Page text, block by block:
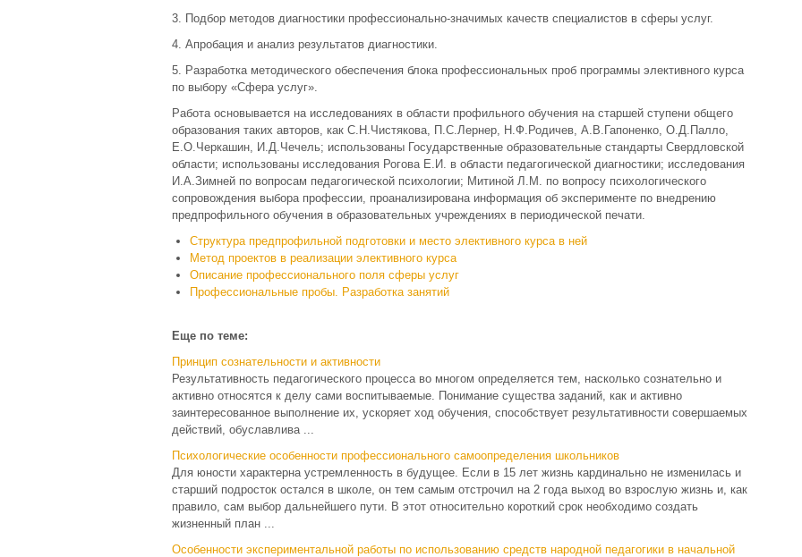
3. Подбор методов диагностики профессионально-значимых качеств специалистов в сферы услуг.
4. Апробация и анализ результатов диагностики.
5. Разработка методического обеспечения блока профессиональных проб программы элективного курса
по выбору «Сфера услуг».
Работа основывается на исследованиях в области профильного обучения на старшей ступени общего
образования таких авторов, как С.Н.Чистякова, П.С.Лернер, Н.Ф.Родичев, А.В.Гапоненко, О.Д.Палло,
Е.О.Черкашин, И.Д.Чечель; использованы Государственные образовательные стандарты Свердловской
области; использованы исследования Рогова Е.И. в области педагогической диагностики; исследования
И.А.Зимней по вопросам педагогической психологии; Митиной Л.М. по вопросу психологического
сопровождения выбора профессии, проанализирована информация об эксперименте по внедрению
предпрофильного обучения в образовательных учреждениях в периодической печати.
Структура предпрофильной подготовки и место элективного курса в ней
Метод проектов в реализации элективного курса
Описание профессионального поля сферы услуг
Профессиональные пробы. Разработка занятий
Еще по теме:
Принцип сознательности и активности
Результативность педагогического процесса во многом определяется тем, насколько сознательно и
активно относятся к делу сами воспитываемые. Понимание существа заданий, как и активно
заинтересованное выполнение их, ускоряет ход обучения, способствует результативности совершаемых
действий, обуславлива ...
Психологические особенности профессионального самоопределения школьников
Для юности характерна устремленность в будущее. Если в 15 лет жизнь кардинально не изменилась и
старший подросток остался в школе, он тем самым отстрочил на 2 года выход во взрослую жизнь и, как
правило, сам выбор дальнейшего пути. В этот относительно короткий срок необходимо создать
жизненный план ...
Особенности экспериментальной работы по использованию средств народной педагогики в начальной